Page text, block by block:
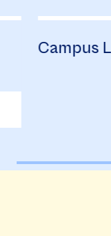
Campus Life